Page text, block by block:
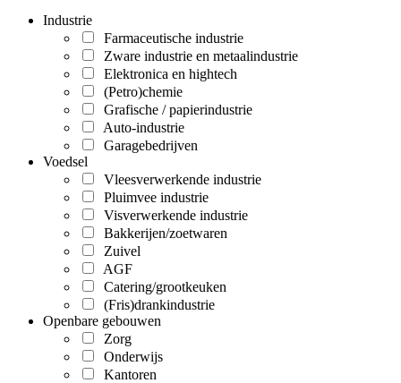
Industrie
Farmaceutische industrie
Zware industrie en metaalindustrie
Elektronica en hightech
(Petro)chemie
Grafische / papierindustrie
Auto-industrie
Garagebedrijven
Voedsel
Vleesverwerkende industrie
Pluimvee industrie
Visverwerkende industrie
Bakkerijen/zoetwaren
Zuivel
AGF
Catering/grootkeuken
(Fris)drankindustrie
Openbare gebouwen
Zorg
Onderwijs
Kantoren